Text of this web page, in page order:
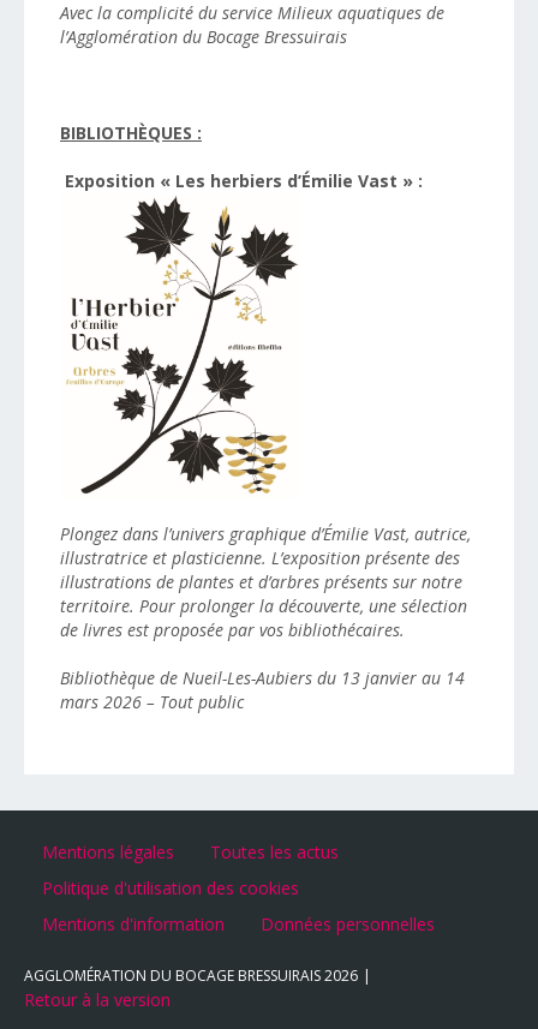
Avec la complicité du service Milieux aquatiques de
l’Agglomération du Bocage Bressuirais
BIBLIOTHÈQUES :
Exposition « Les herbiers d’Émilie Vast » :
Plongez dans l’univers graphique d’Émilie Vast, autrice,
illustratrice et plasticienne. L’exposition présente des
illustrations de plantes et d’arbres présents sur notre
territoire. Pour prolonger la découverte, une sélection
de livres est proposée par vos bibliothécaires.
Bibliothèque de Nueil-Les-Aubiers du 13 janvier au 14
mars 2026 – Tout public
Mentions légales
Toutes les actus
Politique d'utilisation des cookies
Mentions d'information
Données personnelles
AGGLOMÉRATION DU BOCAGE BRESSUIRAIS2026
Retour à la version